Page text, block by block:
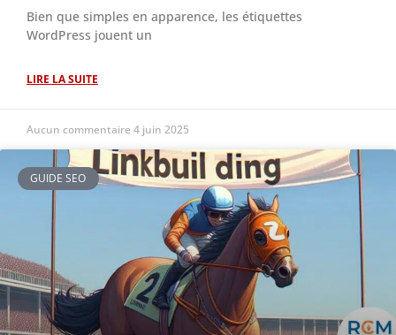
Bien que simples en apparence, les étiquettes
WordPress jouent un
LIRE LA SUITE
Aucun commentaire 4 juin 2025
GUIDE SEO